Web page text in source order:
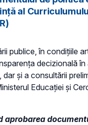
al
publice, în condiţiile
decizională în
și a consultării
Educaţiei și
aprobarea